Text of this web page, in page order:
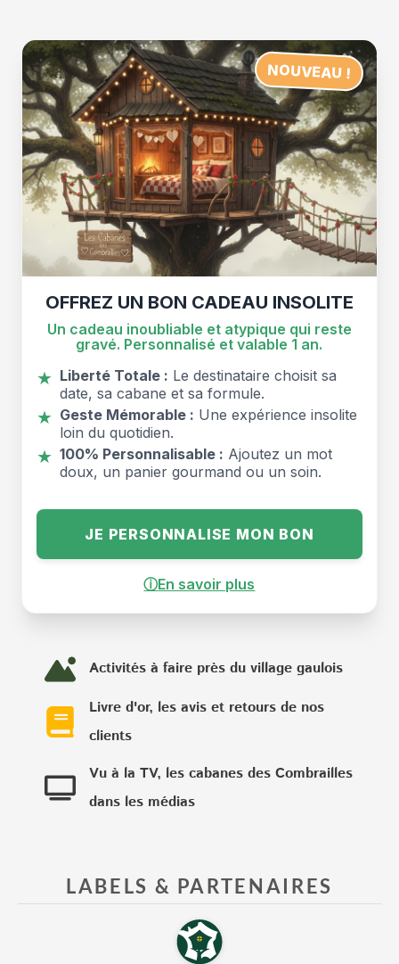
NOUVEAU !
OFFREZ UN BON CADEAU INSOLITE
Un cadeau inoubliable et atypique qui reste
gravé. Personnalisé et valable 1 an.
★ Liberté Totale : Le destinataire choisit sa
date, sa cabane et sa formule.
★ Geste Mémorable : Une expérience insolite
loin du quotidien.
★ 100% Personnalisable : Ajoutez un mot
doux, un panier gourmand ou un soin.
JE PERSONNALISE MON BON
ⓘEn savoir plus
Activités à faire près du village gaulois
Livre d'or, les avis et retours de nos
clients
Vu à la TV, les cabanes des Combrailles
dans les médias
LABELS & PARTENAIRES